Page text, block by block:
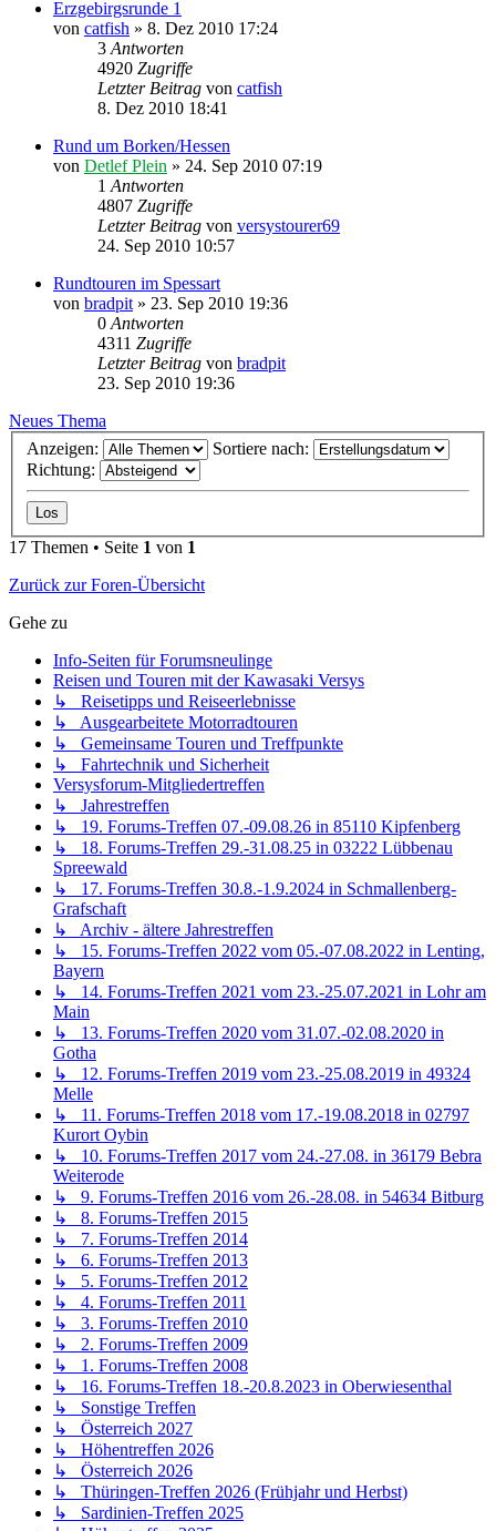
Erzgebirgsrunde 1
von catfish » 8. Dez 2010 17:24
3 Antworten
4920 Zugriffe
Letzter Beitrag von catfish
8. Dez 2010 18:41
Rund um Borken/Hessen
von Detlef Plein » 24. Sep 2010 07:19
1 Antworten
4807 Zugriffe
Letzter Beitrag von versystourer69
24. Sep 2010 10:57
Rundtouren im Spessart
von bradpit » 23. Sep 2010 19:36
0 Antworten
4311 Zugriffe
Letzter Beitrag von bradpit
23. Sep 2010 19:36
Neues Thema
Anzeigen:
Sortiere nach:
Richtung:
17 Themen • Seite 1 von 1
Zurück zur Foren-Übersicht
Gehe zu
Info-Seiten für Forumsneulinge
Reisen und Touren mit der Kawasaki Versys
↳ Reisetipps und Reiseerlebnisse
↳ Ausgearbeitete Motorradtouren
↳ Gemeinsame Touren und Treffpunkte
↳ Fahrtechnik und Sicherheit
Versysforum-Mitgliedertreffen
↳ Jahrestreffen
↳ 19. Forums-Treffen 07.-09.08.26 in 85110 Kipfenberg
↳ 18. Forums-Treffen 29.-31.08.25 in 03222 Lübbenau
Spreewald
↳ 17. Forums-Treffen 30.8.-1.9.2024 in Schmallenberg-
Grafschaft
↳ Archiv - ältere Jahrestreffen
↳ 15. Forums-Treffen 2022 vom 05.-07.08.2022 in Lenting,
Bayern
↳ 14. Forums-Treffen 2021 vom 23.-25.07.2021 in Lohr am
Main
↳ 13. Forums-Treffen 2020 vom 31.07.-02.08.2020 in
Gotha
↳ 12. Forums-Treffen 2019 vom 23.-25.08.2019 in 49324
Melle
↳ 11. Forums-Treffen 2018 vom 17.-19.08.2018 in 02797
Kurort Oybin
↳ 10. Forums-Treffen 2017 vom 24.-27.08. in 36179 Bebra
Weiterode
↳ 9. Forums-Treffen 2016 vom 26.-28.08. in 54634 Bitburg
↳ 8. Forums-Treffen 2015
↳ 7. Forums-Treffen 2014
↳ 6. Forums-Treffen 2013
↳ 5. Forums-Treffen 2012
↳ 4. Forums-Treffen 2011
↳ 3. Forums-Treffen 2010
↳ 2. Forums-Treffen 2009
↳ 1. Forums-Treffen 2008
↳ 16. Forums-Treffen 18.-20.8.2023 in Oberwiesenthal
↳ Sonstige Treffen
↳ Österreich 2027
↳ Höhentreffen 2026
↳ Österreich 2026
↳ Thüringen-Treffen 2026 (Frühjahr und Herbst)
↳ Sardinien-Treffen 2025